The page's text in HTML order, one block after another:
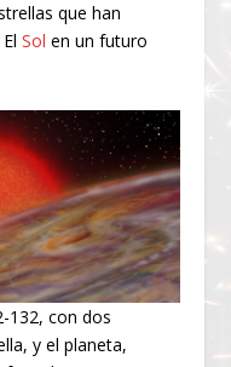
que han
ElSol en un futuro
132, con dos
y el planeta,